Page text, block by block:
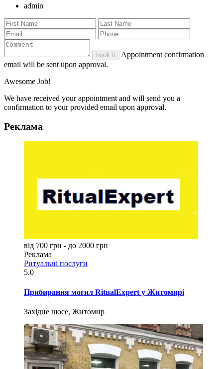
admin
book it
Appointment confirmation
email will be sent upon approval.
Awesome Job!
We have received your appointment and will send you a
confirmation to your provided email upon approval.
Реклама
від 700 грн - до 2000 грн
Реклама
Ритуальні послуги
5.0
Прибирання могил RitualExpert у Житомирі
Західне шосе, Житомир